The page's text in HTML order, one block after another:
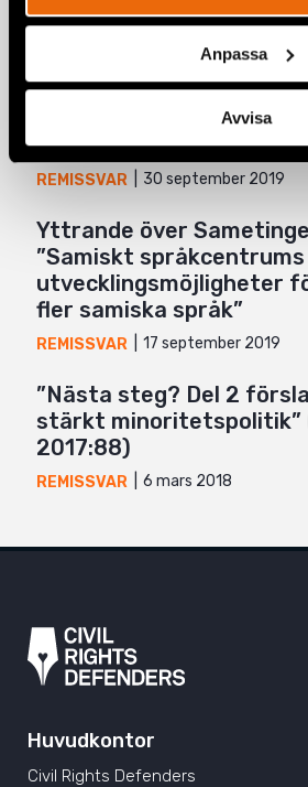
Anpassa
Avvisa
Yttrande över ”Utkast till
lagrådsremiss – En
konsultationsordning i
det samiska folket”
REMISSVAR 30 september 2019
Yttrande över
”Samiskt språkcentrums
utvecklingsmöjligheter
fler samiska språk”
REMISSVAR 17 september 2019
”Nästa steg? Del 2
stärkt minoritetspolitik”
2017:88)
REMISSVAR 6 mars 2018
Huvudkontor
Civil Rights Defenders